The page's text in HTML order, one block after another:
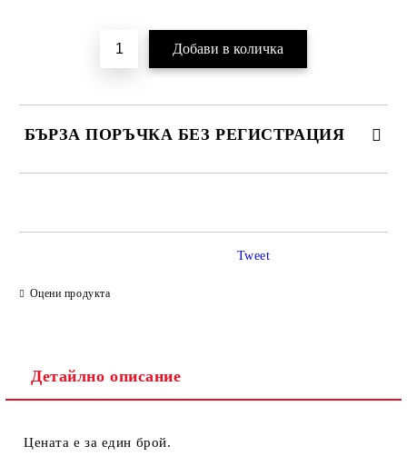
БЪРЗА ПОРЪЧКА БЕЗ РЕГИСТРАЦИЯ
Оцени продукта
Tweet
Детайлно описание
Цената е за един брой.